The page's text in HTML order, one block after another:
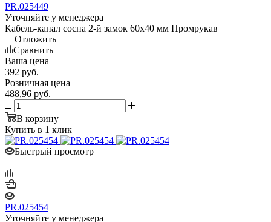
PR.025449
Уточняйте у менеджера
Кабель-канал сосна 2-й замок 60х40 мм Промрукав
Отложить
Сравнить
Ваша цена
392 руб.
Розничная цена
488,96 руб.
В корзину
Купить в 1 клик
Быстрый просмотр
PR.025454
Уточняйте у менеджера